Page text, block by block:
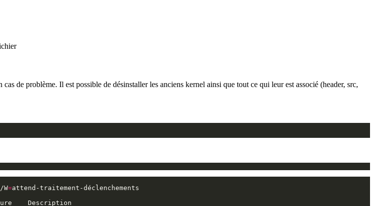
de problème. Il est possible de désinstaller les anciens kernel ainsi que tout ce qui leur est associé (header, src,
=